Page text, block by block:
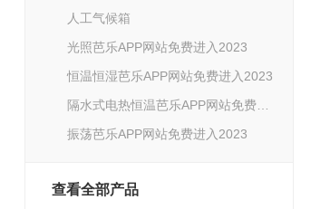
人工气候箱
光照芭乐APP网站免费进入2023
恒温恒湿芭乐APP网站免费进入2023
隔水式电热恒温芭乐APP网站免费进入2023
振荡芭乐APP网站免费进入2023
查看全部产品